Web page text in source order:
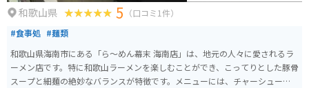
和歌山県 5 （口コミ1件）
#食事処 #麺類
和歌山県海南市にある「ら～めん幕末 海南店」は、地元の人々に愛されるラ
ーメン店です。特に和歌山ラーメンを楽しむことができ、こってりとした豚骨
スープと細麺の絶妙なバランスが特徴です。メニューには、チャーシューや